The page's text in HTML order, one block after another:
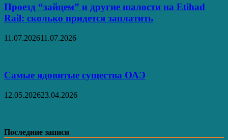
Проезд “зайцем” и другие шалости на Etihad
Rail: сколько придется заплатить
11.07.202611.07.2026
Самые ядовитые существа ОАЭ
12.05.202623.04.2026
Последние записи